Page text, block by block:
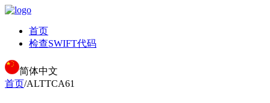
首页
检查SWIFT代码
简体中文
首页/ALTTCA61